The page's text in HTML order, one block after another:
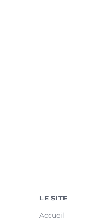
LE SITE
Accueil